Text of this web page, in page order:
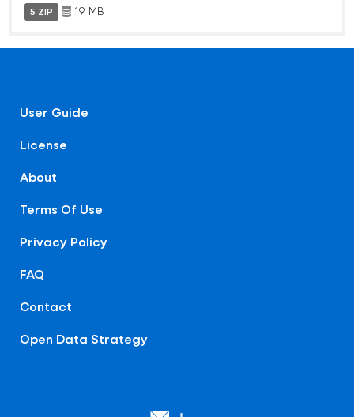
5 ZIP 19 MB
User Guide
License
About
Terms Of Use
Privacy Policy
FAQ
Contact
Open Data Strategy